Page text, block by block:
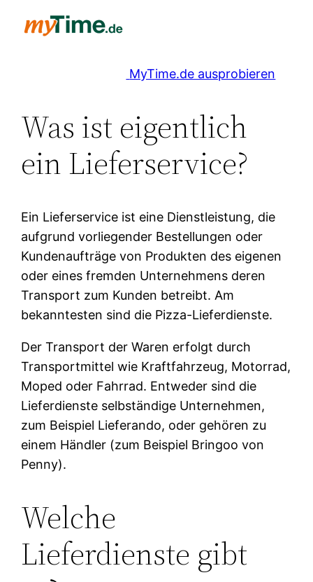
MyTime.de ausprobieren
Was ist eigentlich
ein Lieferservice?
Ein Lieferservice ist eine Dienstleistung, die
aufgrund vorliegender Bestellungen oder
Kundenaufträge von Produkten des eigenen
oder eines fremden Unternehmens deren
Transport zum Kunden betreibt. Am
bekanntesten sind die Pizza-Lieferdienste.
Der Transport der Waren erfolgt durch
Transportmittel wie Kraftfahrzeug, Motorrad,
Moped oder Fahrrad. Entweder sind die
Lieferdienste selbständige Unternehmen,
zum Beispiel Lieferando, oder gehören zu
einem Händler (zum Beispiel Bringoo von
Penny).
Welche
Lieferdienste gibt